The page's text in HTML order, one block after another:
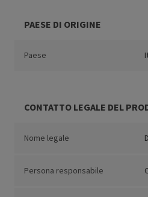
PAESE DI ORIGINE
Paese
CONTATTO LEGALE DEL
Nome legale
Persona responsabile